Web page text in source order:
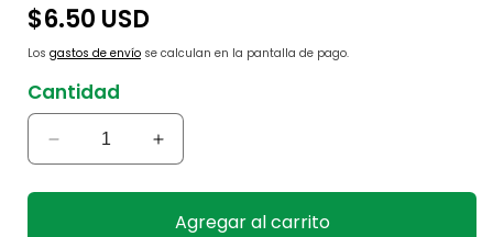
Precio
habitual
$6.50 USD
Los gastos de envío se calculan en la pantalla de pago.
Cantidad
Reducir
cantidad
para
Aumentar
cantidad
para
Pads
Agregar al carrito